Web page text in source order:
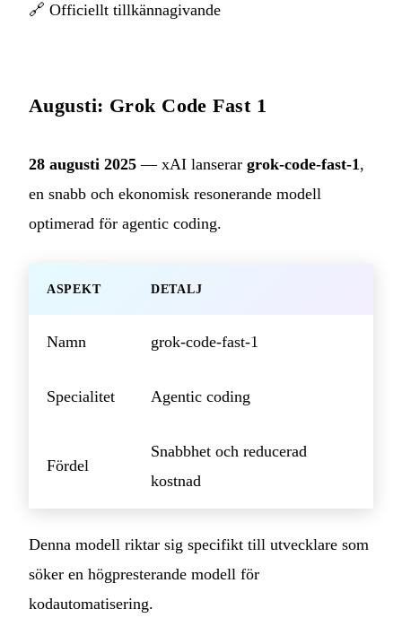
🔗 Officiellt tillkännagivande
Augusti: Grok Code Fast 1
28 augusti 2025 — xAI lanserar grok-code-fast-1,
en snabb och ekonomisk resonerande modell
optimerad för agentic coding.
ASPEKT DETALJ
Namn grok-code-fast-1
Specialitet Agentic coding
Fördel
Snabbhet och reducerad
kostnad
Denna modell riktar sig specifikt till utvecklare som
söker en högpresterande modell för
kodautomatisering.